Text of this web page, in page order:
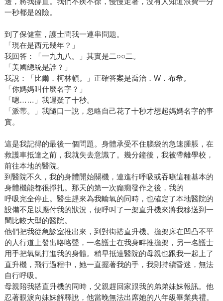
一秒都是凶險。
到了保健室，護士問我一連串問題。
「現在是西元幾年？」
我回答：「一九九八。」其實是二○○二。
「美國總統是誰？」
我說：「比爾．柯林頓。」正確答案是喬治．W．布希。
「你媽媽叫什麼名字？」
「嗯……」我遲疑了十秒。
「派蒂。」我隨口一說，忽略自己花了十秒才想起媽媽名字的事
實。
這是我記得的最後一個問題。身體承受不住腦袋的急速腫脹，在
救護車抵達之前，我就失去意識了。幾分鐘後，我被帶離學校，
前往本地的醫院。
到醫院不久，我的身體開始關機，連進行呼吸或吞嚥這種基本的
身體機能都很掙扎。那天的第一次癲癇發作之後，我的
呼吸完全停止。醫生趕來為我輸氧的同時，也確定了本地醫院的
設備不足以應付我的狀況，便呼叫了一架直升機來將我移送到一
間比較大型的醫院。
他們把我從急診室推出來，到對街搭直升機。擔架床在凹凸不平
的人行道上發出咯咯聲，一名護士在我身畔推擔架，另一名護士
用手把氧氣打進我的身體。稍早抵達醫院的母親也跟我一起上了
直升機，飛行過程中，她一直握著我的手，我則持續昏迷，無法
自行呼吸。
母親陪我搭直升機的同時，父親趕回家跟我的弟弟妹妹報訊。他
忍著眼淚向妹妹解釋說，他當晚無法出席她的八年級畢業典禮。